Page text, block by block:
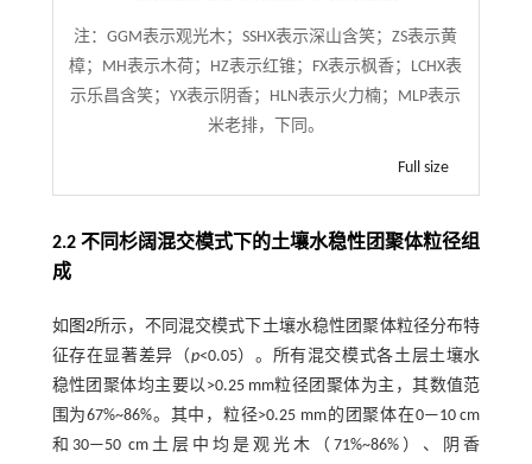
注：GGM表示观光木；SSHX表示深山含笑；ZS表示黄
樟；MH表示木荷；HZ表示红锥；FX表示枫香；LCHX表
示乐昌含笑；YX表示阴香；HLN表示火力楠；MLP表示
米老排，下同。
Full size
2.2 不同杉阔混交模式下的土壤水稳性团聚体粒径组
成
如 图2所示，不同混交模式下土壤水稳性团聚体粒径分布特
征存在显著差异（p<0.05）。所有混交模式各土层土壤水
稳性团聚体均主要以>0.25 mm粒径团聚体为主，其数值范
围为67%~86%。其中，粒径>0.25 mm的团聚体在0—10 cm
和30—50 cm土层中均是观光木（71%~86%）、阴香